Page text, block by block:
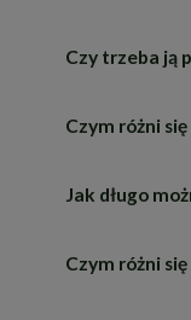
i odrobiny
W 100% z
Do tego tylko
Czy trzeba ją
Nie musisz —
grilla, zyskuje
Czym różni
Krótkim,
tradycyjnym
Jak długo
Jako wyrób
Czym różni